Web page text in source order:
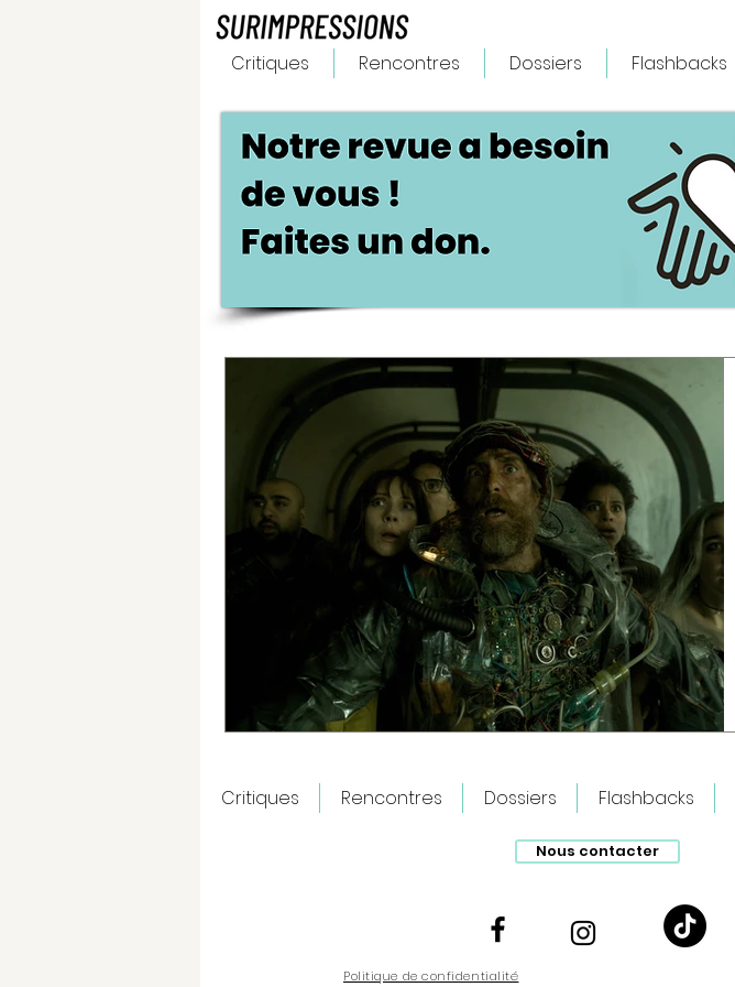
Critiques Rencontres Dossiers Flashbacks
Critiques Rencontres Dossiers Flashbacks
Nous contacter
Politique de confidentialité